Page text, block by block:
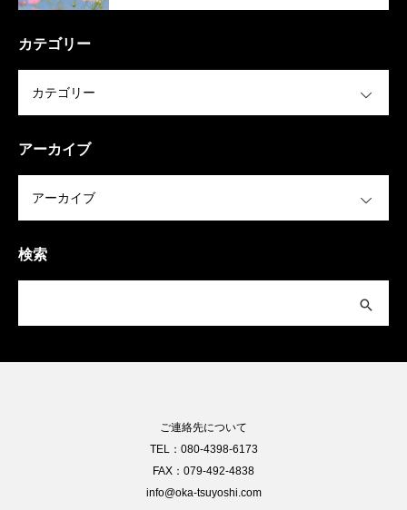
カテゴリー
アーカイブ
検索
ご連絡先について
TEL：080-4398-6173
FAX：079-492-4838
info@oka-tsuyoshi.com